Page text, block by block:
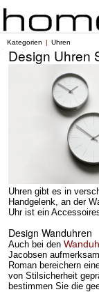
Kategorien Uhren
Design Uhren
Uhren gibt es in
Handgelenk, an der
Uhr ist ein
Design Wanduhren
Auch bei den
Jacobsen
Roman bereichern
von Stilsicherheit
bestimmen Sie die